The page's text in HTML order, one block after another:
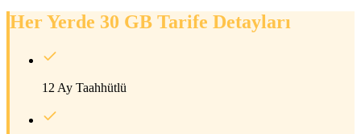
Her Yerde 30 GB Tarife Detayları
12 Ay Taahhütlü